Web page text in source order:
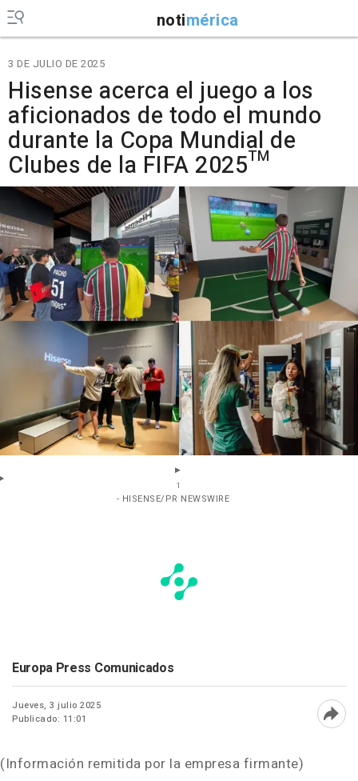
notimérica
3 DE JULIO DE 2025
Hisense acerca el juego a los
aficionados de todo el mundo
durante la Copa Mundial de
Clubes de la FIFA 2025™
1
- HISENSE/PR NEWSWIRE
Europa Press Comunicados
Jueves, 3 julio 2025
Publicado: 11:01
(Información remitida por la empresa firmante)